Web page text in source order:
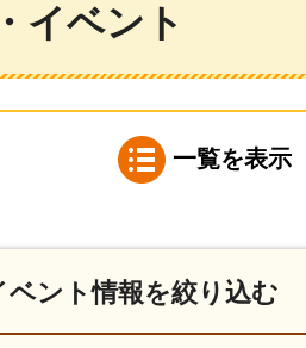
イベント
一覧を表示
ベント情報を絞り込む